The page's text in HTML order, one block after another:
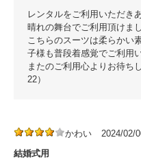
レンタルをご利用いただき
晴れの舞台でご利用頂けま
こちらのスーツは柔らかい
子様も普段着感覚でご利用
またのご利用心よりお待ち
22）
かわい
2024/02/
結婚式用